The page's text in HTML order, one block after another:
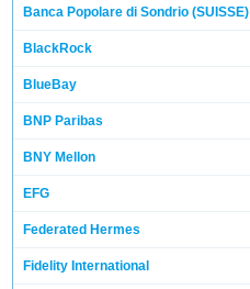
Banca Popolare di Sondrio (SUISSE)
BlackRock
BlueBay
BNP Paribas
BNY Mellon
EFG
Federated Hermes
Fidelity International